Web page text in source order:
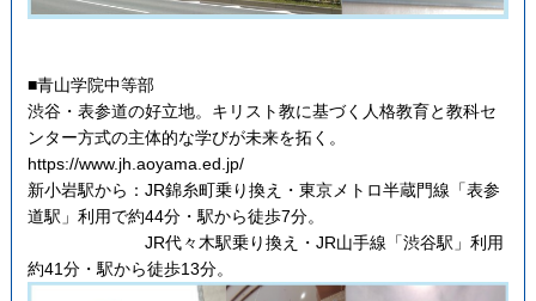
■青山学院中等部
渋谷・表参道の好立地。キリスト教に基づく人格教育と教科セ
ンター方式の主体的な学びが未来を拓く。
https://www.jh.aoyama.ed.jp/
新小岩駅から：JR錦糸町乗り換え・東京メトロ半蔵門線「表参
道駅」利用で約44分・駅から徒歩7分。
JR代々木駅乗り換え・JR山手線「渋谷駅」利用
約41分・駅から徒歩13分。